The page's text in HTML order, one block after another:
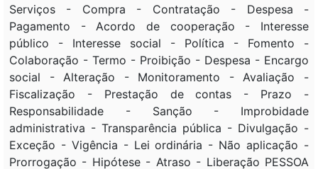
Serviços - Compra - Contratação - Despesa -
Pagamento - Acordo de cooperação - Interesse
público - Interesse social - Política - Fomento -
Colaboração - Termo - Proibição - Despesa - Encargo
social - Alteração - Monitoramento - Avaliação -
Fiscalização - Prestação de contas - Prazo -
Responsabilidade - Sanção - Improbidade
administrativa - Transparência pública - Divulgação -
Exceção - Vigência - Lei ordinária - Não aplicação -
Prorrogação - Hipótese - Atraso - Liberação PESSOA